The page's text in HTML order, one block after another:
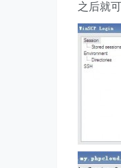
之后就